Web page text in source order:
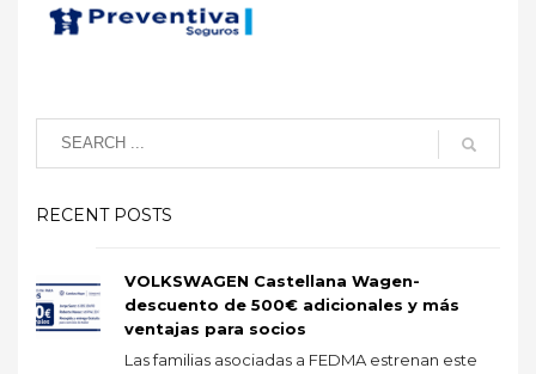
RECENT POSTS
VOLKSWAGEN Castellana Wagen-
descuento de 500€ adicionales y más
ventajas para socios
Las familias asociadas a FEDMA estrenan este